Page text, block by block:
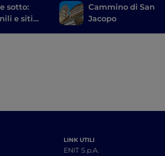
sotto:
e siti
Cammino di San
Jacopo
LINK UTILI
ENIT S.p.A.